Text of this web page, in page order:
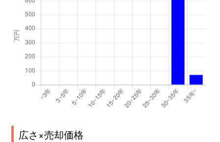
広さ×売却価格